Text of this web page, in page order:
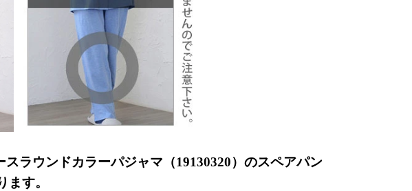
ラウンドカラーパジャマ（19130320）のスペアパン
す。